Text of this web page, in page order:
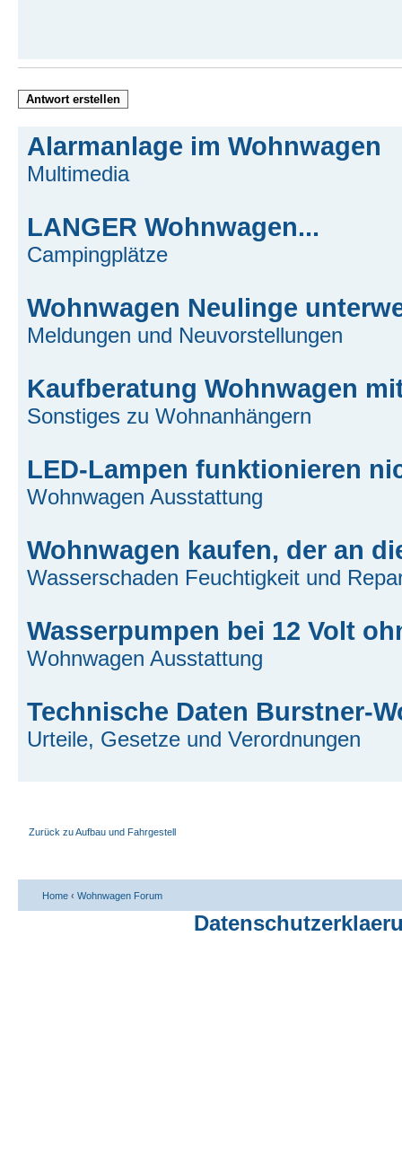
Antwort erstellen
Alarmanlage im Wohnwagen
Multimedia
LANGER Wohnwagen...
Campingplätze
Wohnwagen Neulinge
Meldungen und Neuvorstellungen
Kaufberatung Wohnwagen
Sonstiges zu Wohnanhängern
LED-Lampen funktionieren
Wohnwagen Ausstattung
Wohnwagen kaufen, der an
Wasserschaden Feuchtigkeit und
Wasserpumpen bei 12 Volt
Wohnwagen Ausstattung
Technische Daten Burstner-
Urteile, Gesetze und Verordnungen
Zurück zu Aufbau und Fahrgestell
Home ‹ Wohnwagen Forum